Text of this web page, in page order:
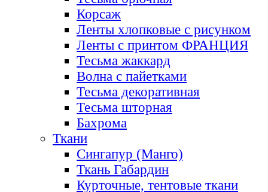
Корсаж
Ленты хлопковые с рисунком
Ленты с принтом ФРАНЦИЯ
Тесьма жаккард
Волна с пайетками
Тесьма декоративная
Тесьма шторная
Бахрома
Ткани
Сингапур (Манго)
Ткань Габардин
Курточные, тентовые ткани